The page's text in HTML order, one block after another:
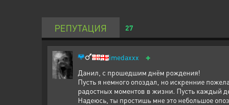
РЕПУТАЦИЯ 27
🇬🇪imedaxxx +
Данил, с прошедшим днём рождения!
Пусть я немного опоздал, но искренние
радостных моментов в жизни. Пусть каждый
Надеюсь, ты простишь мне это небольшое